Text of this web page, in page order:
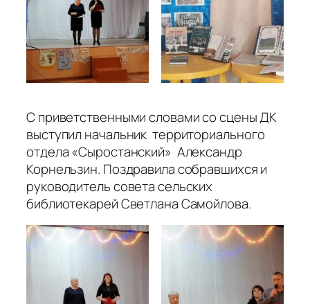
С приветственными словами со сцены ДК
выступил начальник территориального
отдела «Сыростанский» Александр
Корнельзин. Поздравила собравшихся и
руководитель совета сельских
библиотекарей Светлана Самойлова.